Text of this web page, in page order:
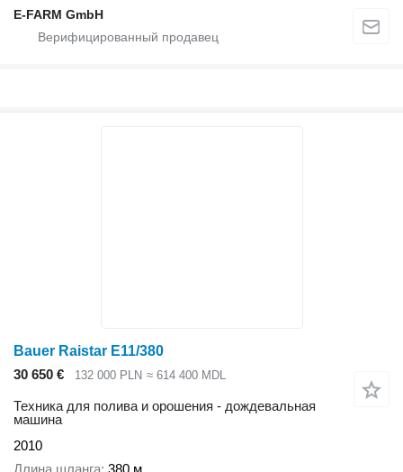
E-FARM GmbH
Bauer Raistar E11/380
30 650 €
132 000 PLN ≈ 614 400 MDL
Техника для полива и орошения - дождевальная
машина
2010
Длина шланга 380 м